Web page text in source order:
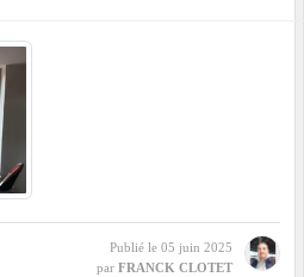
Publié le 05 juin 2025
par FRANCK CLOTET